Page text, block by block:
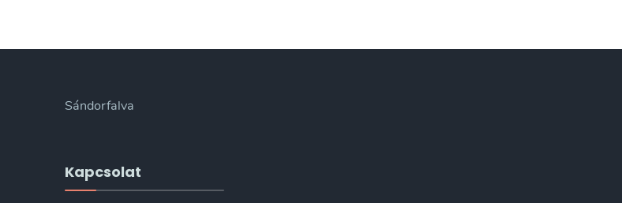
Sándorfalva
Kapcsolat